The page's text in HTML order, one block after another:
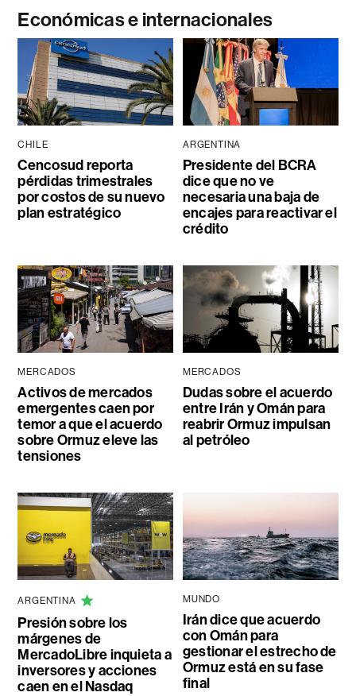
Económicas e internacionales
CHILE
Cencosud reporta
pérdidas trimestrales
por costos de su nuevo
plan estratégico
ARGENTINA
Presidente del BCRA
dice que no ve
necesaria una baja de
encajes para reactivar el
crédito
MERCADOS
Activos de mercados
emergentes caen por
temor a que el acuerdo
sobre Ormuz eleve las
tensiones
MERCADOS
Dudas sobre el acuerdo
entre Irán y Omán para
reabrir Ormuz impulsan
al petróleo
ARGENTINA
Presión sobre los
márgenes de
MercadoLibre inquieta a
inversores y acciones
caen en el Nasdaq
MUNDO
Irán dice que acuerdo
con Omán para
gestionar el estrecho de
Ormuz está en su fase
final